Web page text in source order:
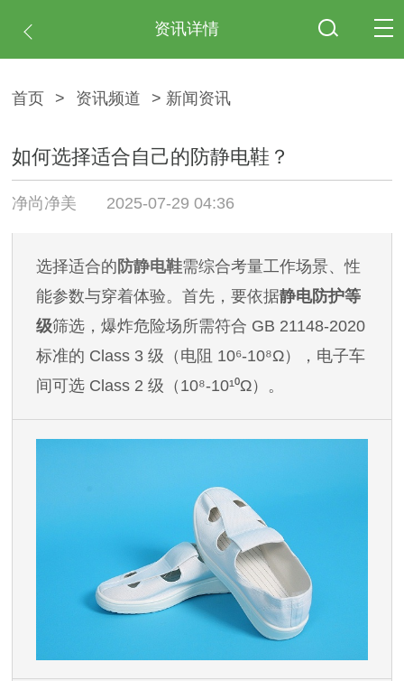
资讯详情
首页 > 资讯频道 > 新闻资讯
如何选择适合自己的防静电鞋？
净尚净美 2025-07-29 04:36
选择适合的 防静电鞋需综合考量工作场景、性
能参数与穿着体验。首先，要依据静电防护等
级筛选，爆炸危险场所需符合 GB 21148-2020
标准的 Class 3 级（电阻 10⁶-10⁸Ω），电子车
间可选 Class 2 级（10⁸-10¹⁰Ω）。